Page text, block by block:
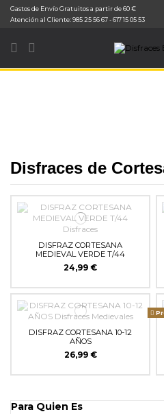
Gastos de Envío Gratuitos a partir de 60 €
Atención al Cliente: 985 25 56 67 - 617 15 05 53
Inicio Disfraces Disfraces Medievales
Disfraces de
DISFRAZ CORTESANA
MEDIEVAL VERDE T/44
24,99 €
DISFRAZ CORTESANA 10-12
AÑOS
26,99 €
Para Quien Es